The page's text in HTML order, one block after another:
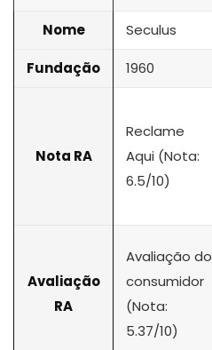
Nome Seculus
Fundação 1960
Nota RA
Reclame
Aqui (Nota:
6.5/10)
Avaliação
RA
Avaliação do
consumidor
(Nota:
5.37/10)